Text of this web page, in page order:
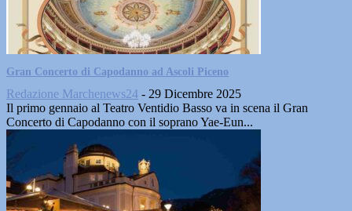
Gran Concerto di Capodanno ad Ascoli Piceno
Redazione Marchenews24 - 29 Dicembre 2025
Il primo gennaio al Teatro Ventidio Basso va in scena il Gran
Concerto di Capodanno con il soprano Yae-Eun...